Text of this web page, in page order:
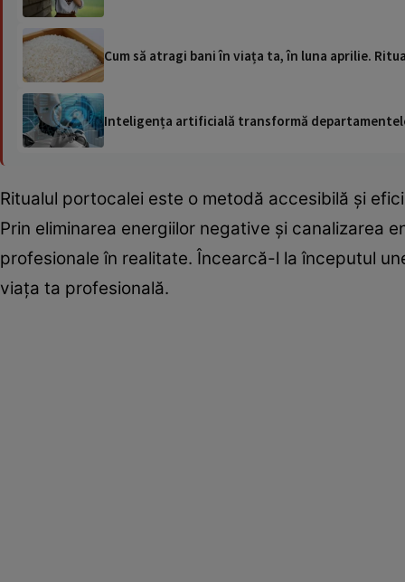
Cum să atragi bani în viața ta, în luna aprilie.
Inteligența artificială transformă
Ritualul portocalei este o metodă accesibilă și
Prin eliminarea energiilor negative și canalizarea
profesionale în realitate. Încearcă-l la începutul
viața ta profesională.